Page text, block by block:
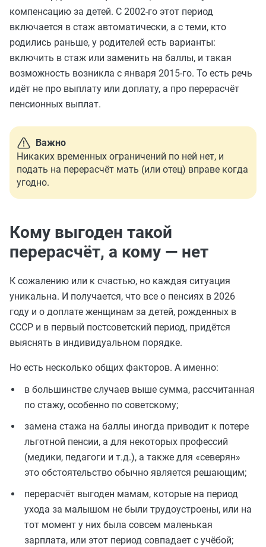
компенсацию за детей. С 2002-го этот период
включается в стаж автоматически, а с теми, кто
родились раньше, у родителей есть варианты:
включить в стаж или заменить на баллы, и такая
возможность возникла с января 2015-го. То есть речь
идёт не про выплату или доплату, а про перерасчёт
пенсионных выплат.
Важно
Никаких временных ограничений по ней нет, и
подать на перерасчёт мать (или отец) вправе когда
угодно.
Кому выгоден такой
перерасчёт, а кому — нет
К сожалению или к счастью, но каждая ситуация
уникальна. И получается, что все о пенсиях в 2026
году и о доплате женщинам за детей, рожденных в
СССР и в первый постсоветский период, придётся
выяснять в индивидуальном порядке.
Но есть несколько общих факторов. А именно:
в большинстве случаев выше сумма, рассчитанная
по стажу, особенно по советскому;
замена стажа на баллы иногда приводит к потере
льготной пенсии, а для некоторых профессий
(медики, педагоги и т.д.), а также для «северян»
это обстоятельство обычно является решающим;
перерасчёт выгоден мамам, которые на период
ухода за малышом не были трудоустроены, или на
тот момент у них была совсем маленькая
зарплата, или этот период совпадает с учёбой;